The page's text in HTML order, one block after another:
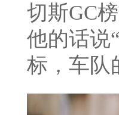
切斯GC
他的话说
标，车队